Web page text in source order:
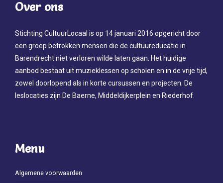
Over ons
Stichting CultuurLocaal is op 14 januari 2016 opgericht door
een groep betrokken mensen die de cultuureducatie in
Barendrecht niet verloren wilde laten gaan. Het huidige
aanbod bestaat uit muzieklessen op scholen en in de vrije tijd,
zowel doorlopend als in korte cursussen en projecten. De
leslocaties zijn De Baerne, Middeldijkerplein en Riederhof.
Menu
Algemene voorwaarden